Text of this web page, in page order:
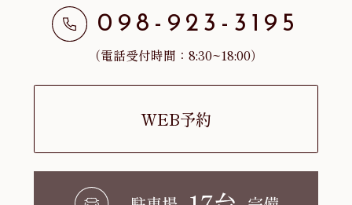
098-923-3195
（電話受付時間：8:30~18:00）
WEB予約